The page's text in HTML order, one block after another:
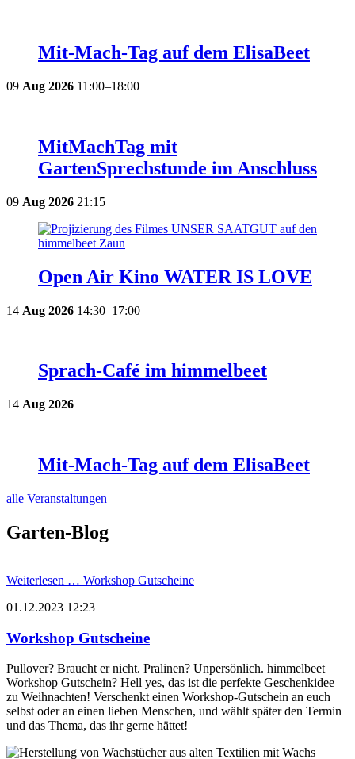
Mit-Mach-Tag auf dem ElisaBeet
09 Aug 2026 11:00–18:00
MitMachTag mit
GartenSprechstunde im Anschluss
09 Aug 2026 21:15
Open Air Kino WATER IS LOVE
14 Aug 2026 14:30–17:00
Sprach-Café im himmelbeet
14 Aug 2026
Mit-Mach-Tag auf dem ElisaBeet
alle Veranstaltungen
Garten-Blog
Weiterlesen … Workshop Gutscheine
01.12.2023 12:23
Workshop Gutscheine
Pullover? Braucht er nicht. Pralinen? Unpersönlich. himmelbeet
Workshop Gutschein? Hell yes, das ist die perfekte Geschenkidee
zu Weihnachten! Verschenkt einen Workshop-Gutschein an euch
selbst oder an einen lieben Menschen, und wählt später den Termin
und das Thema, das ihr gerne hättet!